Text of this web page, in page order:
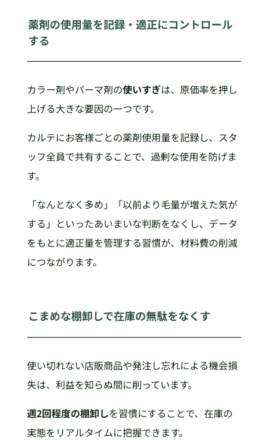
薬剤の使用量を記録・適正にコントロール
する
カラー剤やパーマ剤の使いすぎは、原価率を押し
上げる大きな要因の一つです。
カルテにお客様ごとの薬剤使用量を記録し、スタ
ッフ全員で共有することで、過剰な使用を防げま
す。
「なんとなく多め」「以前より毛量が増えた気が
する」といったあいまいな判断をなくし、データ
をもとに適正量を管理する習慣が、材料費の削減
につながります。
こまめな棚卸しで在庫の無駄をなくす
使い切れない店販商品や発注し忘れによる機会損
失は、利益を知らぬ間に削っています。
週2回程度の棚卸しを習慣にすることで、在庫の
実態をリアルタイムに把握できます。